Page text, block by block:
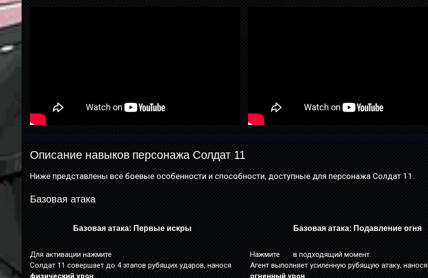
Описание навыков персонажа Солдат 11
Ниже представлены все боевые особенности и способности, доступные для персонажа Солдат 11.
Базовая атака
Базовая атака: Первые искры
Для активации нажмите
.
Солдат 11 совершает до 4 этапов рубящих ударов, нанося
физический урон.
Базовая атака: Подавление огня
Нажмите
в подходящий момент.
Агент выполняет усиленную рубящую атаку, нанося
огненный урон.